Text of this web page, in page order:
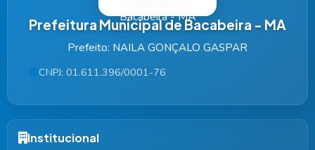
Prefeitura Municipal de Bacabeira - MA
Prefeito: NAILA GONÇALO GASPAR
CNPJ: 01.611.396/0001-76
Institucional